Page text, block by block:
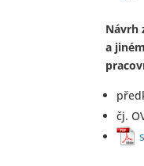
Návrh
a
čj.